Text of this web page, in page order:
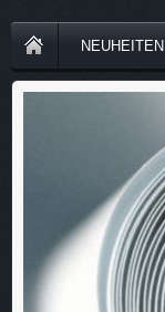
NEUHEITEN